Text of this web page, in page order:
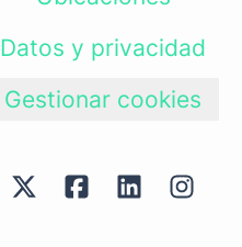
Datos y privacidad
Gestionar cookies